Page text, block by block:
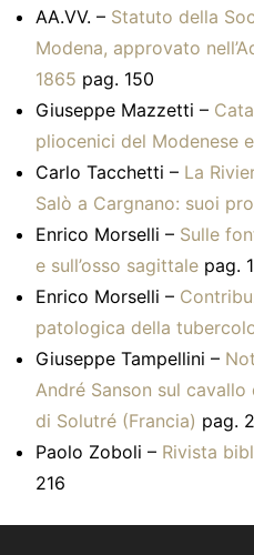
AA.VV. – Statuto della
Modena, approvato
1865 pag. 150
Giuseppe Mazzetti –
pliocenici del Modenese
Carlo Tacchetti – La
Salò a Cargnano: suoi
Enrico Morselli – Sulle
e sull’osso sagittale pag.
Enrico Morselli –
patologica della
Giuseppe Tampellini –
André Sanson sul
di Solutré (Francia) pag.
Paolo Zoboli – Rivista
216